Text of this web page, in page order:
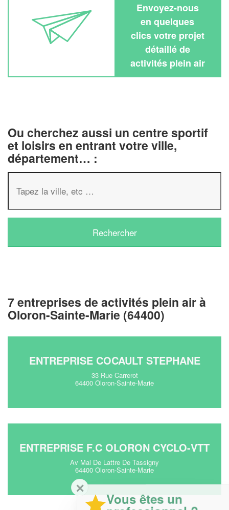
Envoyez-nous
en quelques
clics votre projet
détaillé de
activités plein air
Ou cherchez aussi un centre sportif
et loisirs en entrant votre ville,
département… :
7 entreprises de activités plein air à
Oloron-Sainte-Marie (64400)
ENTREPRISE COCAULT STEPHANE
33 Rue Carrerot
64400 Oloron-Sainte-Marie
ENTREPRISE F.C OLORON CYCLO-VTT
Av Mal De Lattre De Tassigny
64400 Oloron-Sainte-Marie
Vous êtes un